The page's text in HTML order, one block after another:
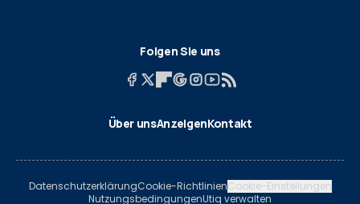
Folgen Sie uns
Über unsAnzeigenKontakt
DatenschutzerklärungCookie-RichtlinienCookie-Einstellungen
NutzungsbedingungenUtiq verwalten